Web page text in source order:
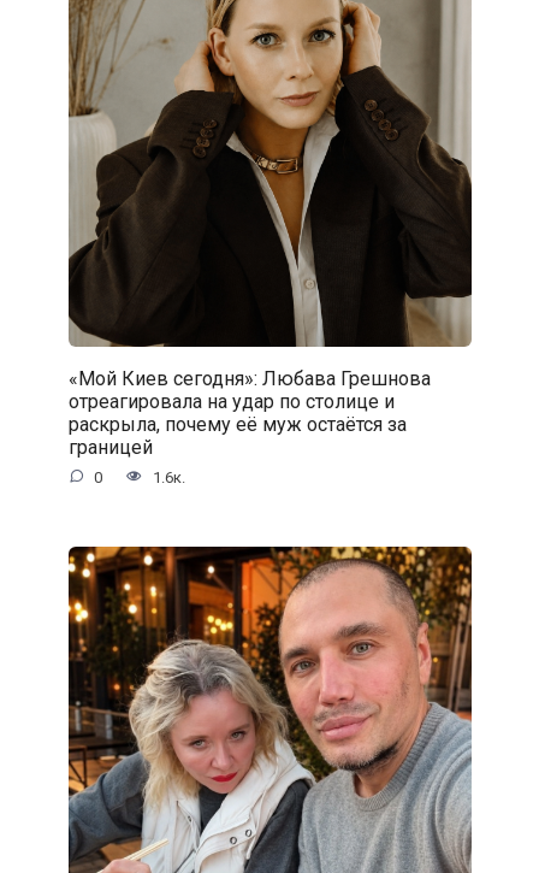
«Мой Киев сегодня»: Любава Грешнова
отреагировала на удар по столице и
раскрыла, почему её муж остаётся за
границей
0 1.6к.